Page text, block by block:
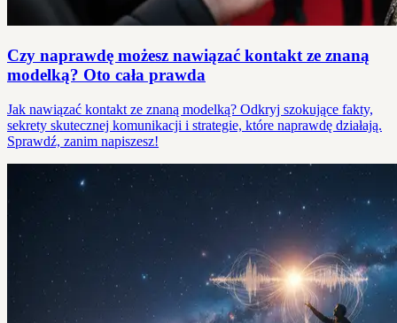
Czy naprawdę możesz nawiązać kontakt ze znaną
modelką? Oto cała prawda
Jak nawiązać kontakt ze znaną modelką? Odkryj szokujące fakty,
sekrety skutecznej komunikacji i strategie, które naprawdę działają.
Sprawdź, zanim napiszesz!